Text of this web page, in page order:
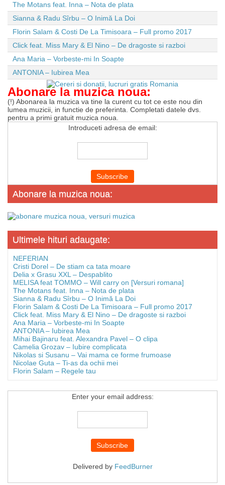
The Motans feat. Inna – Nota de plata
Sianna & Radu Sîrbu – O Inimă La Doi
Florin Salam & Costi De La Timisoara – Full promo 2017
Click feat. Miss Mary & El Nino – De dragoste si razboi
Ana Maria – Vorbeste-mi In Soapte
ANTONIA – Iubirea Mea
Abonare la muzica noua:
(!) Abonarea la muzica va tine la curent cu tot ce este nou din
lumea muzicii, in functie de preferinta. Completati datele dvs.
pentru a primi gratuit muzica noua.
Introduceti adresa de email:
Abonare la muzica noua:
Ultimele hituri adaugate:
NEFERIAN
Cristi Dorel – De stiam ca tata moare
Delia x Grasu XXL – Despablito
MELISA feat TOMMO – Will carry on [Versuri romana]
The Motans feat. Inna – Nota de plata
Sianna & Radu Sîrbu – O Inimă La Doi
Florin Salam & Costi De La Timisoara – Full promo 2017
Click feat. Miss Mary & El Nino – De dragoste si razboi
Ana Maria – Vorbeste-mi In Soapte
ANTONIA – Iubirea Mea
Mihai Bajinaru feat. Alexandra Pavel – O clipa
Camelia Grozav – Iubire complicata
Nikolas si Susanu – Vai mama ce forme frumoase
Nicolae Guta – Ti-as da ochii mei
Florin Salam – Regele tau
Enter your email address:
Delivered by FeedBurner